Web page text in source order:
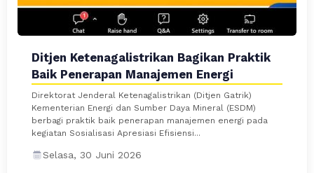
Ditjen Ketenagalistrikan Bagikan Praktik
Baik Penerapan Manajemen Energi
Direktorat Jenderal Ketenagalistrikan (Ditjen Gatrik)
Kementerian Energi dan Sumber Daya Mineral (ESDM)
berbagi praktik baik penerapan manajemen energi pada
kegiatan Sosialisasi Apresiasi Efisiensi...
Selasa, 30 Juni 2026